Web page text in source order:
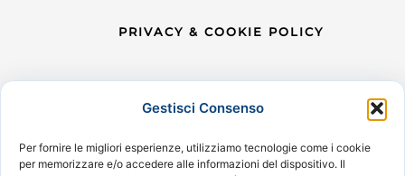
Gestisci Consenso
Per fornire le migliori esperienze, utilizziamo tecnologie come i cookie
per memorizzare e/o accedere alle informazioni del dispositivo. Il
PRIVACY & COOKIE POLICY
Facebook